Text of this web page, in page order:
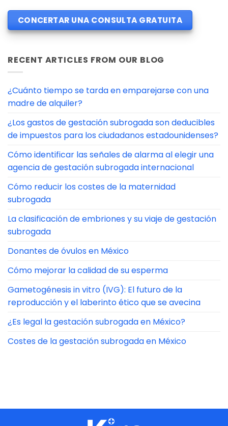
CONCERTAR UNA CONSULTA GRATUITA
RECENT ARTICLES FROM OUR BLOG
¿Cuánto tiempo se tarda en emparejarse con una
madre de alquiler?
¿Los gastos de gestación subrogada son deducibles
de impuestos para los ciudadanos estadounidenses?
Cómo identificar las señales de alarma al elegir una
agencia de gestación subrogada internacional
Cómo reducir los costes de la maternidad
subrogada
La clasificación de embriones y su viaje de gestación
subrogada
Donantes de óvulos en México
Cómo mejorar la calidad de su esperma
Gametogénesis in vitro (IVG): El futuro de la
reproducción y el laberinto ético que se avecina
¿Es legal la gestación subrogada en México?
Costes de la gestación subrogada en México